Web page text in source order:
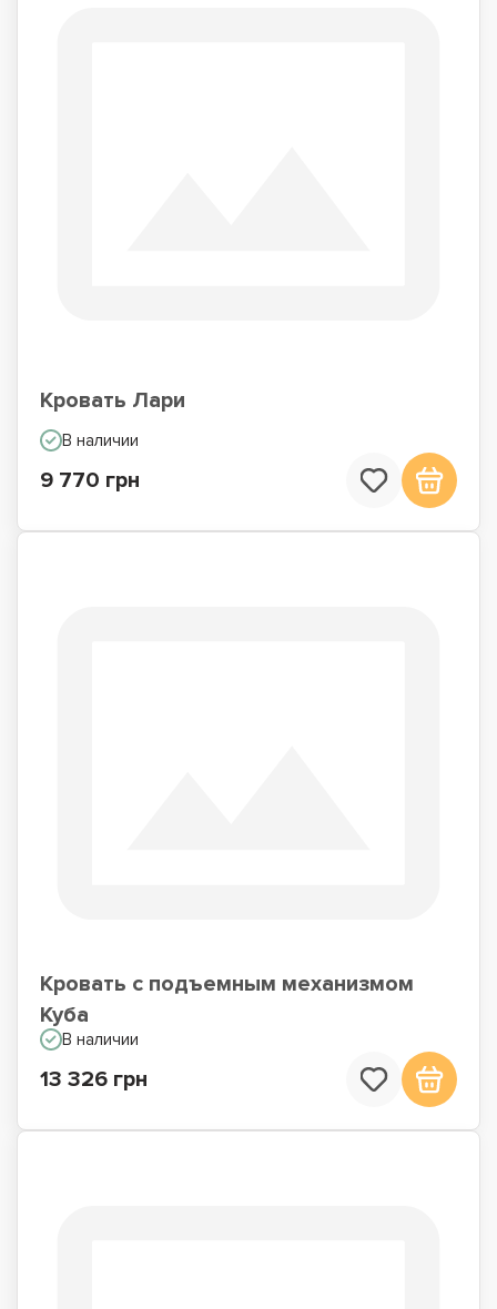
Кровать Лари
В наличии
9 770 грн
Кровать с подъемным механизмом
Куба
В наличии
13 326 грн